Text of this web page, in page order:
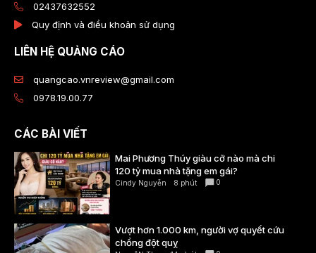
02437632552
Quy định và điều khoản sử dụng
LIÊN HỆ QUẢNG CÁO
quangcao.vnreview@gmail.com
0978.19.00.77
CÁC BÀI VIẾT
Mai Phương Thúy giàu cỡ nào mà chi
120 tỷ mua nhà tặng em gái?
Cindy Nguyễn 8 phút 0
Vượt hơn 1.000 km, người vợ quyết cứu
chồng đột quỵ